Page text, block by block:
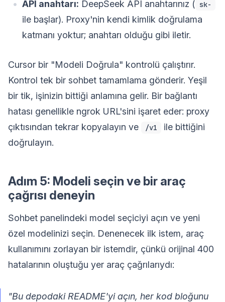
API anahtarı: DeepSeek API anahtarınız ( sk-
ile başlar). Proxy'nin kendi kimlik doğrulama
katmanı yoktur; anahtarı olduğu gibi iletir.
Cursor bir "Modeli Doğrula" kontrolü çalıştırır.
Kontrol tek bir sohbet tamamlama gönderir. Yeşil
bir tik, işinizin bittiği anlamına gelir. Bir bağlantı
hatası genellikle ngrok URL'sini işaret eder: proxy
çıktısından tekrar kopyalayın ve
/v1
ile bittiğini
doğrulayın.
Adım 5: Modeli seçin ve bir araç
çağrısı deneyin
Sohbet panelindeki model seçiciyi açın ve yeni
özel modelinizi seçin. Denenecek ilk istem, araç
kullanımını zorlayan bir istemdir, çünkü orijinal 400
hatalarının oluştuğu yer araç çağrılarıydı:
"Bu depodaki README'yi açın, her kod bloğunu